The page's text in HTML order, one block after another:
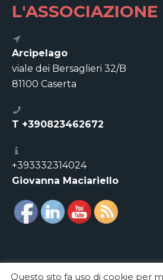
L'ASSOCIAZIONE
Arcipelago
viale dei Bersaglieri 32/B
81100 Caserta
T +390823462672
+393332314024
Giovanna Maciariello
Questo sito fa uso di cookie per